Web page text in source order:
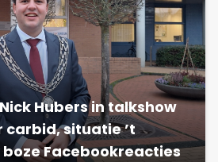
Hubers in talkshow
carbid, situatie ’t
Facebookreacties